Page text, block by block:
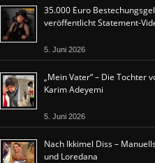
35.000 Euro
veröffentlicht Statement-
5. Juni 2026
„Mein Vater“ – Die Tochter
Karim Adeyemi
5. Juni 2026
Nach Ikkimel Diss –
und Loredana